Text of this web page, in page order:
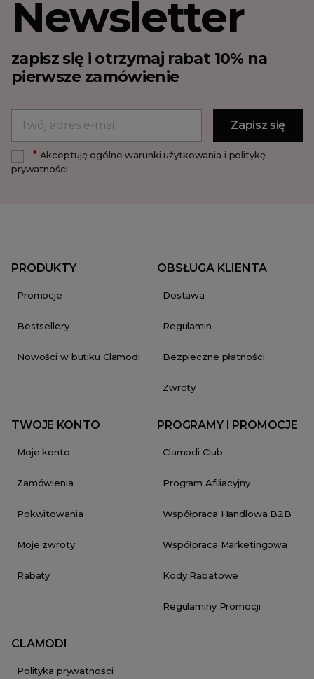
Newsletter
zapisz się i otrzymaj rabat 10% na
pierwsze zamówienie
*Akceptuję ogólne warunki użytkowania i politykę
prywatności
PRODUKTY
Promocje
Bestsellery
Nowości w butiku Clamodi
OBSŁUGA KLIENTA
Dostawa
Regulamin
Bezpieczne płatności
Zwroty
TWOJE KONTO
Moje konto
Zamówienia
Pokwitowania
Moje zwroty
Rabaty
PROGRAMY I PROMOCJE
Clamodi Club
Program Afiliacyjny
Współpraca Handlowa B2B
Współpraca Marketingowa
Kody Rabatowe
Regulaminy Promocji
CLAMODI
Polityka prywatności